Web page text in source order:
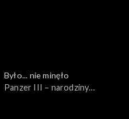
Było... nie minęło
Panzer III – narodziny